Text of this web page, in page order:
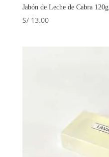
Jabón de Leche de Cabra 120g
S/13.00